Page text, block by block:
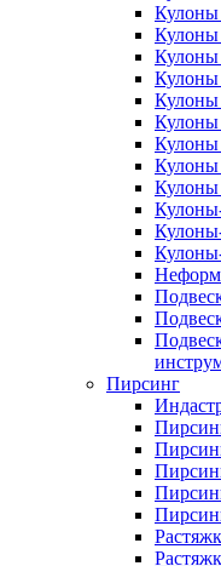
Кулоны
Кулоны
Кулоны
Кулоны
Кулоны
Пирсинг